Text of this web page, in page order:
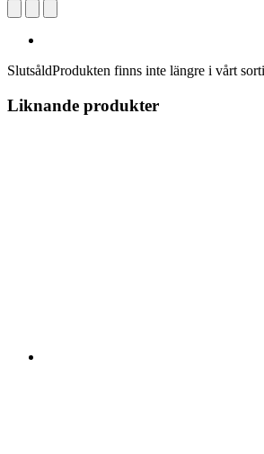
SlutsåldProdukten finns inte längre i vårt
Liknande produkter